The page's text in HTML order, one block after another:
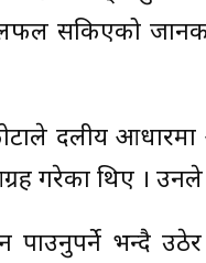
सकिएको
दलीय
गरेका थिए ।
भन्दै